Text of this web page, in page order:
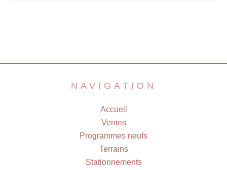
NAVIGATION
Accueil
Ventes
Programmes neufs
Terrains
Stationnements